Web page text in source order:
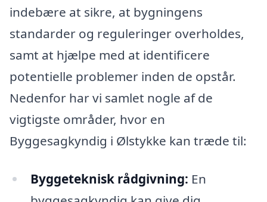
indebære at sikre, at bygningens
standarder og reguleringer overholdes,
samt at hjælpe med at identificere
potentielle problemer inden de opstår.
Nedenfor har vi samlet nogle af de
vigtigste områder, hvor en
Byggesagkyndig i Ølstykke kan træde til:
Byggeteknisk rådgivning: En